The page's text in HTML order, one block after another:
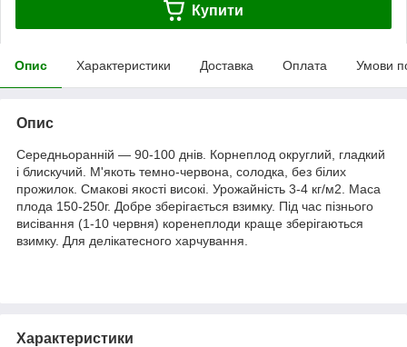
Купити
Опис Характеристики Доставка Оплата Умови
Опис
Середньоранній — 90-100 днів. Корнеплод округлий, гладкий
і блискучий. М'якоть темно-червона, солодка, без білих
прожилок. Смакові якості високі. Урожайність 3-4 кг/м2. Маса
плода 150-250г. Добре зберігається взимку. Під час пізнього
висівання (1-10 червня) коренеплоди краще зберігаються
взимку. Для делікатесного харчування.
Характеристики